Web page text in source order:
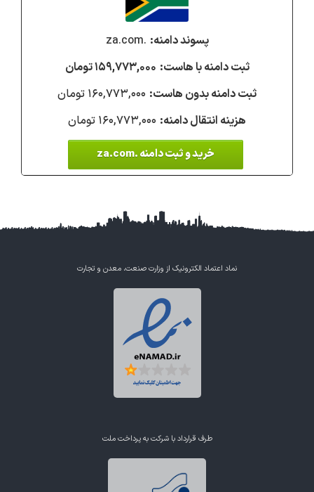
.za.com
۱۵۹,۷۷۳,۰۰۰ تومان
۱۶۰,۷۷۳,۰۰۰ تومان
۱۶۰,۷۷۳,۰۰۰ تومان
خرید و ثبت دامنه .za.com
نماد اعتماد الکترونیک از وزارت صنعت، معدن و تجارت
طرف قرارداد با شرکت به پرداخت ملت